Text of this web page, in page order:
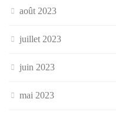
août 2023
juillet 2023
juin 2023
mai 2023